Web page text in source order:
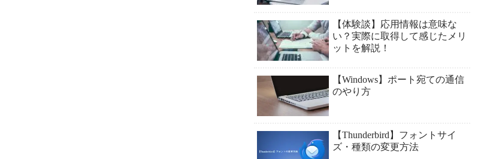
【体験談】応用情報は意味な
い？実際に取得して感じたメリ
ットを解説！
【Windows】ポート宛ての通信
のやり方
【Thunderbird】フォントサイ
ズ・種類の変更方法